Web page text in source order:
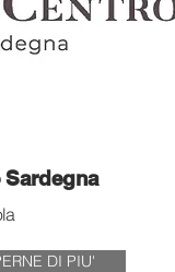
DI PIU'